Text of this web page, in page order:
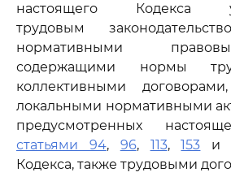
настоящего Кодекса
трудовым
нормативными
содержащими нормы
коллективными
локальными нормативными
предусмотренных
статьями 94, 96, 113,153
Кодекса, также трудовыми